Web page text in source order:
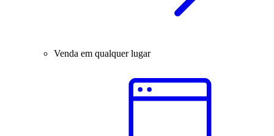
Venda em qualquer lugar